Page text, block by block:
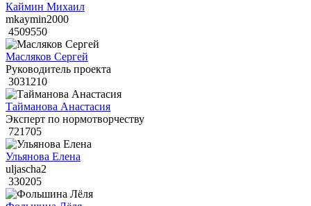
Каймин Михаил
mkaymin2000
4509550
Масляков Сергей
Руководитель проекта
3031210
Тайманова Анастасия
Эксперт по нормотворчеству
721705
Ульянова Елена
uljascha2
330205